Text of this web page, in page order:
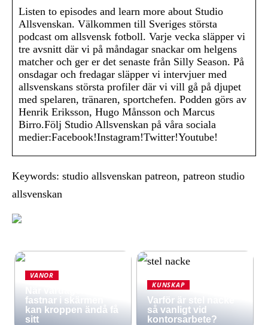
Listen to episodes and learn more about Studio
Allsvenskan. Välkommen till Sveriges största
podcast om allsvensk fotboll. Varje vecka släpper vi
tre avsnitt där vi på måndagar snackar om helgens
matcher och ger er det senaste från Silly Season. På
onsdagar och fredagar släpper vi intervjuer med
allsvenskans största profiler där vi vill gå på djupet
med spelaren, tränaren, sportchefen. Podden görs av
Henrik Eriksson, Hugo Månsson och Marcus
Birro.Följ Studio Allsvenskan på våra sociala
medier:Facebook!Instagram!Twitter!Youtube!
Keywords: studio allsvenskan patreon, patreon studio
allsvenskan
VANOR
fastnar i skärmen
kan kroppen ändå få
sitt
KUNSKAP
Varför är stel nacke
så vanligt vid
kontorsarbete?